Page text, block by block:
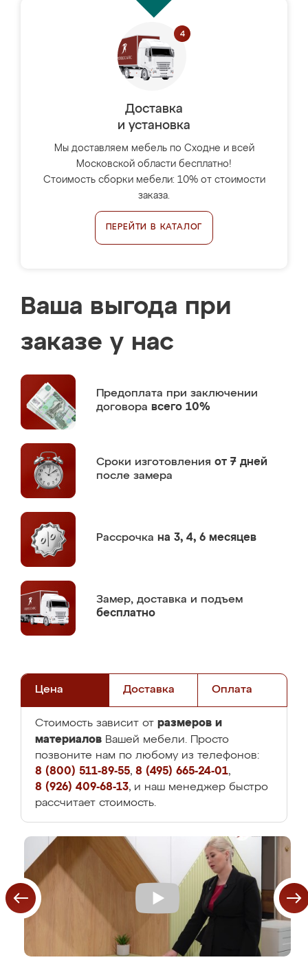
Доставка
и установка
Мы доставляем мебель по Сходне и всей
Московской области бесплатно!
Стоимость сборки мебели: 10% от стоимости
заказа.
ПЕРЕЙТИ В КАТАЛОГ
Ваша выгода при
заказе у нас
Предоплата при заключении
договора всего 10%
Сроки изготовления от 7 дней
после замера
Рассрочка на 3, 4, 6 месяцев
Замер, доставка и подъем
бесплатно
Цена Доставка Оплата
Стоимость зависит от размеров и
материалов Вашей мебели. Просто
позвоните нам по любому из телефонов:
8 (800) 511-89-55, 8 (495) 665-24-01,
8 (926) 409-68-13, и наш менеджер быстро
рассчитает стоимость.